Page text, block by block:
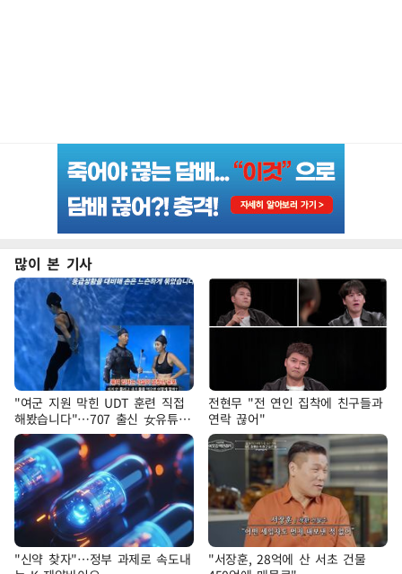
많이 본 기사
"여군 지원 막힌 UDT 훈련 직접
해봤습니다"…707 출신 女유튜버
'완벽 소화'
전현무 "전 연인 집착에 친구들과
연락 끊어"
"신약 찾자"…정부 과제로 속도내
"서장훈, 28억에 산 서초 건물